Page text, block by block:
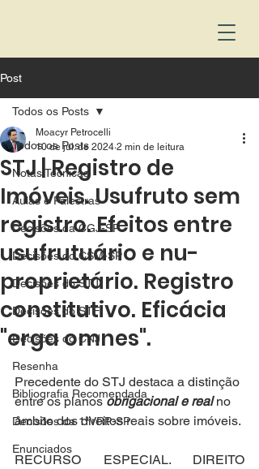
Post
Todos os Posts
Notas Técnicas
Aulas e Palestras
Decisões da CGJ-SP
Decisões do CSM-SP
Decisões do STJ
Decisões do STF
Decisões do CNJ
Resenha
Bibliografia Recomendada
Decisões da 1ªVRP-SP
Enunciados
Todos os Posts
STJ | Registro de
Imóveis. Usufruto sem
registro. Efeitos entre
usufrutuário e nu-
proprietário. Registro
constitutivo. Eficácia
"erga omnes".
Moacyr Petrocelli
10 de jul. de 2024 2 min de leitura
Precedente do STJ destaca a distinção
entre os planos obrigacional e real no
âmbito dos direitos reais sobre imóveis.
RECURSO ESPECIAL. DIREITO